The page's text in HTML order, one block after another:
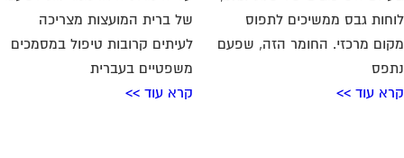
גבס ממשיכים לתפוס
מרכזי. החומר הזה, שפעם
עוד >>
של ברית המועצות מצריכה
לעיתים קרובות טיפול במסמכים
משפטיים בעברית
קרא עוד >>